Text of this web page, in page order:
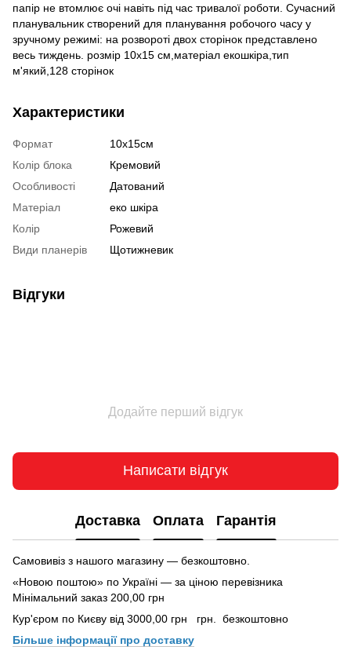
папір не втомлює очі навіть під час тривалої роботи. Сучасний
планувальник створений для планування робочого часу у
зручному режимі: на розвороті двох сторінок представлено
весь тиждень. розмір 10х15 см,матеріал екошкіра,тип
м'який,128 сторінок
Характеристики
Формат
10х15см
Колір блока
Кремовий
Особливості
Датований
Матеріал
еко шкіра
Колір
Рожевий
Види планерів
Щотижневик
Відгуки
Додайте перший відгук
Написати відгук
Доставка Оплата Гарантія
Самовивіз з нашого магазину — безкоштовно.
«Новою поштою» по Україні — за ціною перевізника
Мінімальний заказ 200,00 грн
Кур'єром по Києву від 3000,00 грн грн. безкоштовно
Більше інформації про доставку